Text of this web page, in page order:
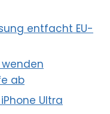
entfacht EU-
ab
Ultra